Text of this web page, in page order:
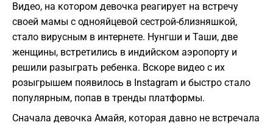
Видео, на котором девочка реагирует на встречу
своей мамы с однояйцевой сестрой-близняшкой,
стало вирусным в интернете. Нунгши и Таши, две
женщины, встретились в индийском аэропорту и
решили разыграть ребенка. Вскоре видео с их
розыгрышем появилось в Instagram и быстро стало
популярным, попав в тренды платформы.
Сначала девочка Амайя, которая давно не встречала